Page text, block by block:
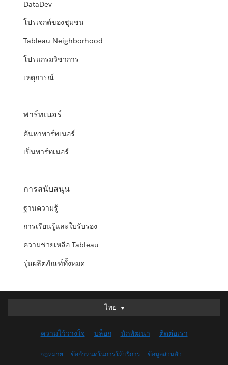
DataDev
โปรเจกต์ของชุมชน
Tableau Neighborhood
โปรแกรมวิชาการ
เหตุการณ์
พาร์ทเนอร์
ค้นหาพาร์ทเนอร์
เป็นพาร์ทเนอร์
การสนับสนุน
ฐานความรู้
การเรียนรู้และใบรับรอง
ความช่วยเหลือ Tableau
รุ่นผลิตภัณฑ์ทั้งหมด
ไทย
ไทย
English (UK)
English (US)
ความไว้วางใจ บล็อก นักพัฒนา ติดต่อเรา
กฎหมาย ข้อกำหนดในการให้บริการ ข้อมูลส่วนตัว